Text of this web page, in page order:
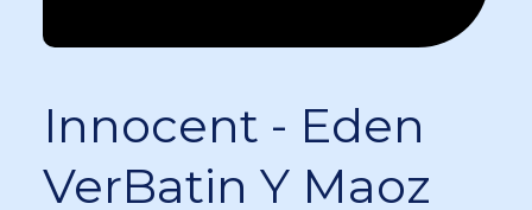
Innocent - Eden
VerBatin Y Maoz